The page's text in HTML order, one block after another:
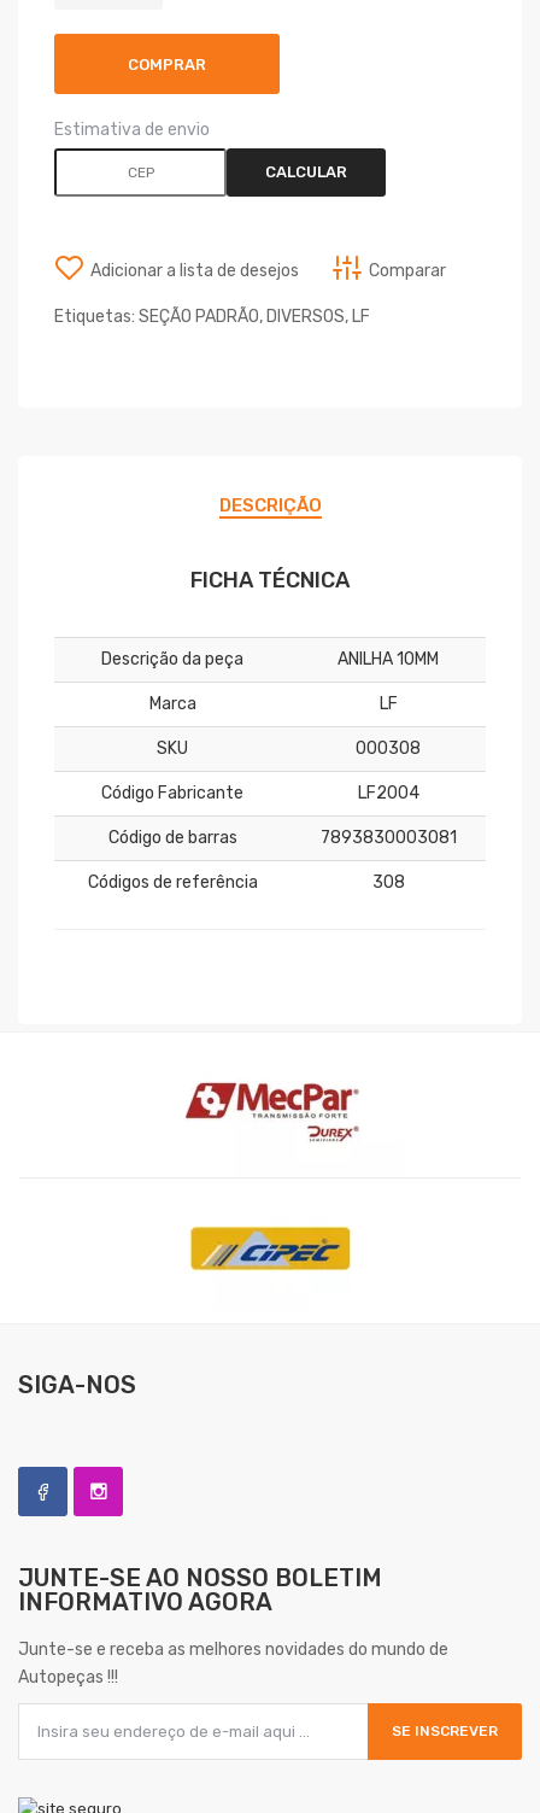
COMPRAR
Estimativa de envio
CALCULAR
Adicionar a lista de desejos Comparar
Etiquetas: SEÇÃO PADRÃO, DIVERSOS, LF
DESCRIÇÃO
FICHA TÉCNICA
Descrição da peça ANILHA 10MM
Marca LF
SKU 000308
Código Fabricante LF2004
Código de barras 7893830003081
Códigos de referência 308
SIGA-NOS
JUNTE-SE AO NOSSO BOLETIM
INFORMATIVO AGORA
Junte-se e receba as melhores novidades do mundo de
Autopeças !!!
SE INSCREVER